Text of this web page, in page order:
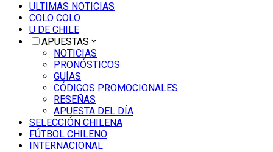
ULTIMAS NOTICIAS
COLO COLO
U DE CHILE
APUESTAS
NOTICIAS
PRONÓSTICOS
GUÍAS
CÓDIGOS PROMOCIONALES
RESEÑAS
APUESTA DEL DÍA
SELECCIÓN CHILENA
FÚTBOL CHILENO
INTERNACIONAL